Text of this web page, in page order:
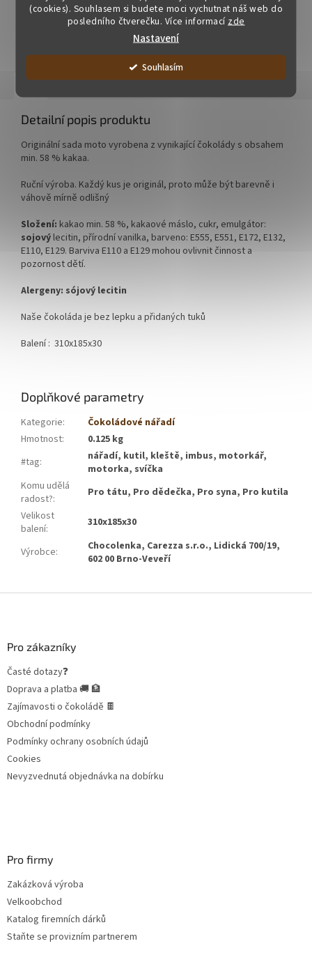
(cookies). Souhlasem si budete moci vychutnat náš web do
posledního čtverečku. Více informací zde
Nastavení
Souhlasím
ZOBRAZIT VŠECHNY SOUVISEJÍCÍ PRODUKTY
Detailní popis produktu
Originální sada moto vyrobena z vynikající čokolády s obsahem
min. 58 % kakaa.
Ruční výroba. Každý kus je originál, proto může být barevně i
váhově mírně odlišný
Složení: kakao min. 58 %, kakaové máslo, cukr, emulgátor:
sojovýlecitin, přírodní vanilka, barveno: E555, E551, E172, E132,
E110, E129. Barviva E110 a E129 mohou ovlivnit činnost a
pozornost dětí.
Alergeny: sójový lecitin
Naše čokoláda je bez lepku a přidaných tuků
Balení : 310x185x30
Doplňkové parametry
Kategorie:
Čokoládové nářadí
Hmotnost:
0.125 kg
#tag:
nářadí, kutil, kleště, imbus, motorkář,
motorka, svíčka
Komu udělá
radost?:
Pro tátu, Pro dědečka, Pro syna, Pro kutila
Velikost
balení: 310x185x30
Výrobce:
Chocolenka, Carezza s.r.o., Lidická 700/19,
602 00 Brno-Veveří
Pro zákazníky
Časté dotazy❓
Doprava a platba 🚚 🏦
Zajímavosti o čokoládě 🍫
Obchodní podmínky
Podmínky ochrany osobních údajů
Cookies
Nevyzvednutá objednávka na dobírku
Pro firmy
Zakázková výroba
Velkoobchod
Katalog firemních dárků
Staňte se provizním partnerem